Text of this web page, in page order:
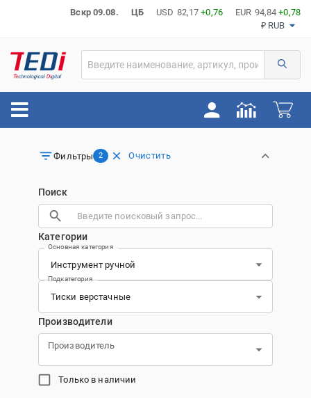
Вскр 09.08. ЦБ USD 82,17 +0,76 EUR 94,84 +0,78
₽ RUB
Фильтры 2 Очистить
Поиск
Категории
Основная категория
Подкатегория
Производители
Производитель
Только в наличии